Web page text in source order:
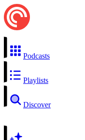
Podcasts
Playlists
Discover